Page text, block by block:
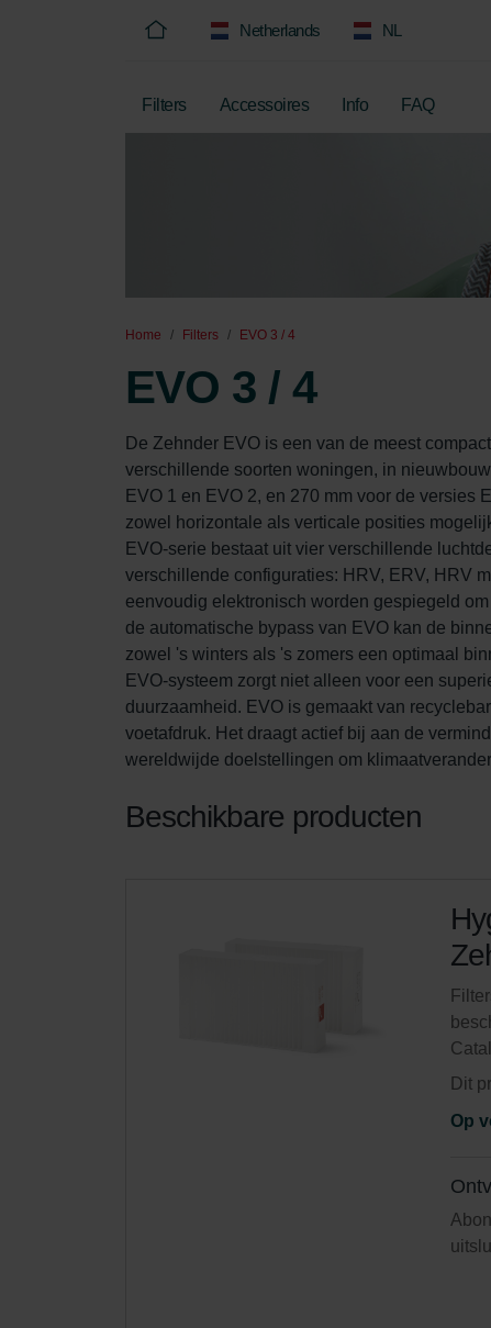
Netherlands NL
Filters Accessoires Info FAQ
Home Filters EVO 3 / 4
EVO 3 / 4
De Zehnder EVO is een van de meest
verschillende soorten woningen, in
EVO 1 en EVO 2, en 270 mm voor de versies
zowel horizontale als verticale posities
EVO-serie bestaat uit vier verschillende
verschillende configuraties: HRV, ERV, HRV
eenvoudig elektronisch worden gespiegeld
de automatische bypass van EVO kan de
zowel 's winters als 's zomers een optimaal
EVO-systeem zorgt niet alleen voor een
duurzaamheid. EVO is gemaakt van
voetafdruk. Het draagt actief bij aan de
wereldwijde doelstellingen om
Beschikbare producten
Dit
Op